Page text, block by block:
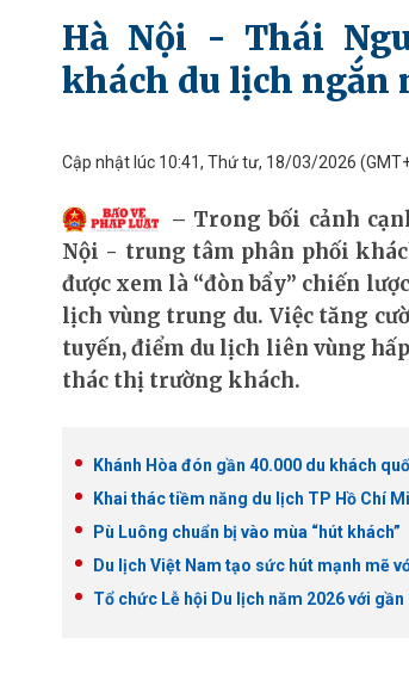
Hà Nội - Thái
khách du lịch ngắn
Cập nhật lúc 10:41, Thứ tư, 18/03/2026
Trong bối cảnh
Nội - trung tâm phân phối
được xem là “đòn bẩy” chiến
lịch vùng trung du. Việc tăng
tuyến, điểm du lịch liên vùng
thác thị trường khách.
Khánh Hòa đón gần 40.000 du khách
Khai thác tiềm năng du lịch TP Hồ Chí
Pù Luông chuẩn bị vào mùa “hút khách”
Du lịch Việt Nam tạo sức hút mạnh mẽ
Tổ chức Lễ hội Du lịch năm 2026 với